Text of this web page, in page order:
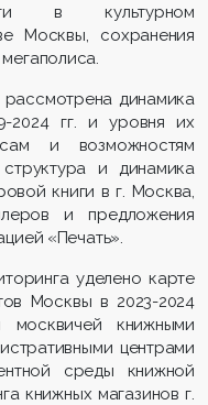
в культурном
Москвы, сохранения
динамика
2024 гг. и уровня их
и возможностям
и динамика
книги в г. Москва,
и предложения
«Печать».
уделено карте
Москвы в 2023-2024
москвичей книжными
центрами
среды книжной
книжных магазинов г.